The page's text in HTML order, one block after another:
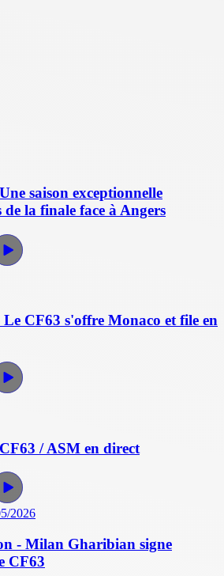
saison exceptionnelle
de la finale face à Angers
CF63 s'offre Monaco et file en
/ ASM en direct
2026
- Milan Gharibian signe
CF63